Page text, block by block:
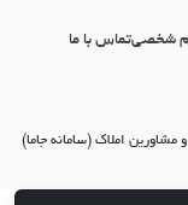
تماس با ما